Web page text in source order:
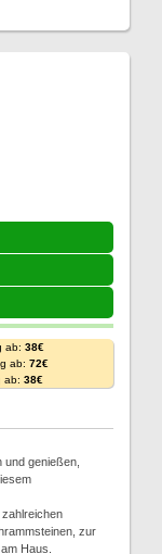
ab: 38€
ab: 72€
ab: 38€
genießen,
zur
Haus.